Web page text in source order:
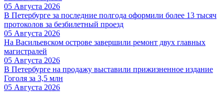
05 Августа 2026
В Петербурге за последние полгода оформили более 13 тысяч
протоколов за безбилетный проезд
05 Августа 2026
На Васильевском острове завершили ремонт двух главных
магистралей
05 Августа 2026
В Петербурге на продажу выставили прижизненное издание
Гоголя за 3,5 млн
05 Августа 2026